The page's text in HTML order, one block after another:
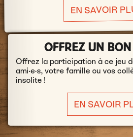
EN SAVOIR
OFFREZ UN
Offrez la participation à ce jeu
ami·e·s, votre famille ou vos
insolite !
EN SAVOIR